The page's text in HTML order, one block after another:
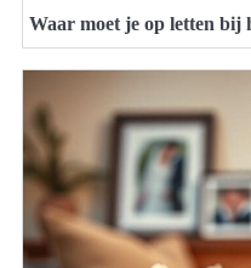
Waar moet je op letten bij